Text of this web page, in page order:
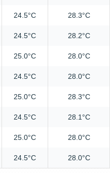
24.5°C 28.3°C
24.5°C 28.2°C
25.0°C 28.0°C
24.5°C 28.0°C
25.0°C 28.3°C
24.5°C 28.1°C
25.0°C 28.0°C
24.5°C 28.0°C